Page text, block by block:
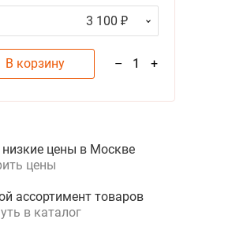
Овчарка в возрасте до
3 100 ₽
В корзину – 1 +
цены в Москве
цены
ассортимент товаров
в каталог